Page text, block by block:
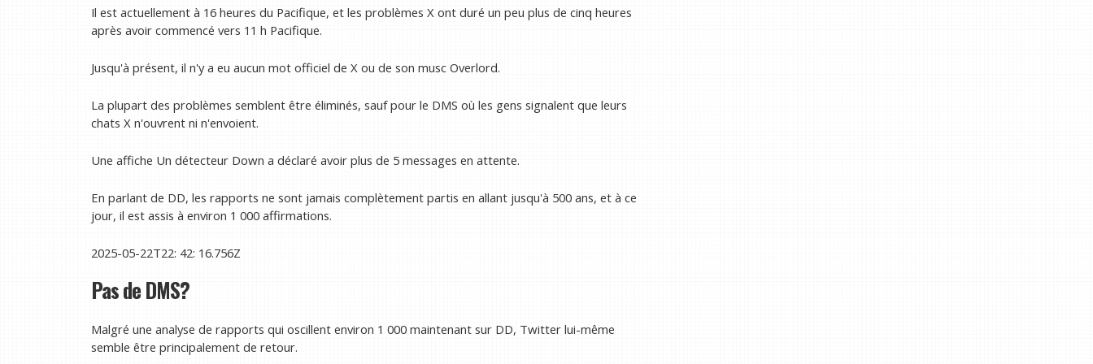
Il est actuellement à 16 heures du Pacifique, et les problèmes X ont duré un peu plus de cinq heures
après avoir commencé vers 11 h Pacifique.
Jusqu'à présent, il n'y a eu aucun mot officiel de X ou de son musc Overlord.
La plupart des problèmes semblent être éliminés, sauf pour le DMS où les gens signalent que leurs
chats X n'ouvrent ni n'envoient.
Une affiche Un détecteur Down a déclaré avoir plus de 5 messages en attente.
En parlant de DD, les rapports ne sont jamais complètement partis en allant jusqu'à 500 ans, et à ce
jour, il est assis à environ 1 000 affirmations.
2025-05-22T22: 42: 16.756Z
Pas de DMS?
Malgré une analyse de rapports qui oscillent environ 1 000 maintenant sur DD, Twitter lui-même
semble être principalement de retour.